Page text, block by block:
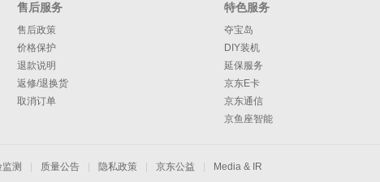
售后服务
售后政策
价格保护
退款说明
返修/退换货
取消订单
特色服务
夺宝岛
DIY装机
延保服务
京东E卡
京东通信
京鱼座智能
测 质量公告 隐私政策 京东公益 Media & IR